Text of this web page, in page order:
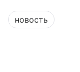
новость